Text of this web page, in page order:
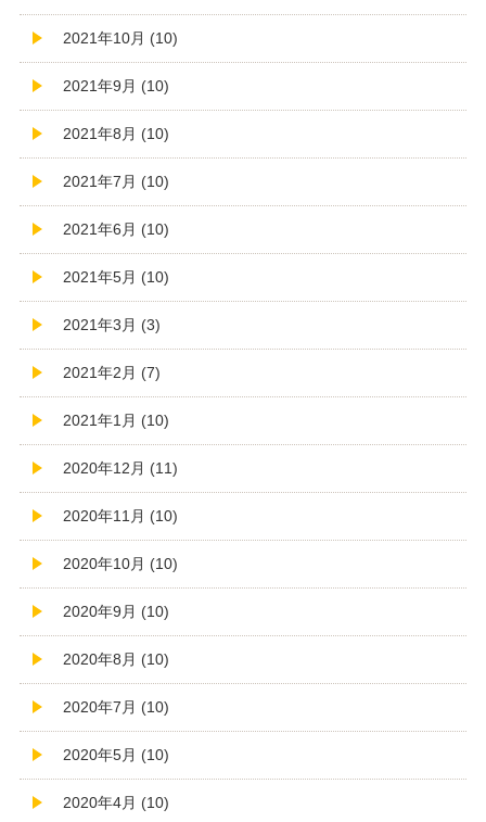
2021年10月 (10)
2021年9月 (10)
2021年8月 (10)
2021年7月 (10)
2021年6月 (10)
2021年5月 (10)
2021年3月 (3)
2021年2月 (7)
2021年1月 (10)
2020年12月 (11)
2020年11月 (10)
2020年10月 (10)
2020年9月 (10)
2020年8月 (10)
2020年7月 (10)
2020年5月 (10)
2020年4月 (10)